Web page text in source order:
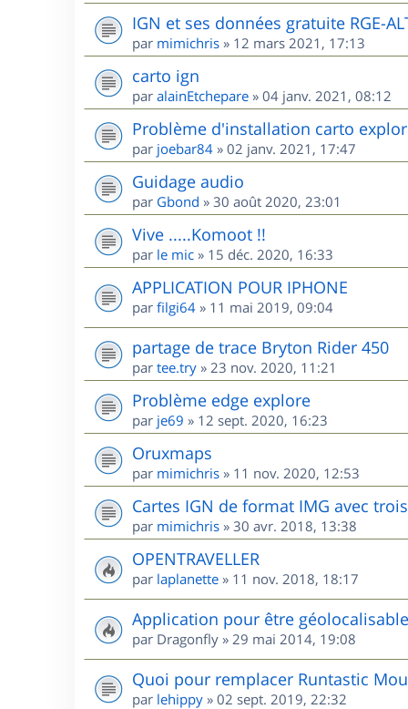
IGN et ses données gratuite RGE-
par mimichris » 12 mars 2021, 17:13
carto ign
par alainEtchepare » 04 janv. 2021, 08:12
Problème d'installation carto
par joebar84 » 02 janv. 2021, 17:47
Guidage audio
par Gbond » 30 août 2020, 23:01
Vive .....Komoot !!
par le mic » 15 déc. 2020, 16:33
APPLICATION POUR IPHONE
par filgi64 » 11 mai 2019, 09:04
partage de trace Bryton Rider 450
par tee.try » 23 nov. 2020, 11:21
Problème edge explore
par je69 » 12 sept. 2020, 16:23
Oruxmaps
par mimichris » 11 nov. 2020, 12:53
Cartes IGN de format IMG avec
par mimichris » 30 avr. 2018, 13:38
OPENTRAVELLER
par laplanette » 11 nov. 2018, 18:17
Application pour être géolocalisable
par Dragonfly » 29 mai 2014, 19:08
Quoi pour remplacer Runtastic
par lehippy » 02 sept. 2019, 22:32